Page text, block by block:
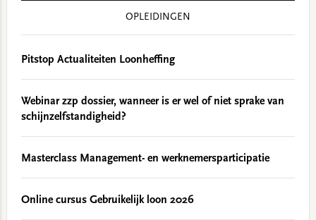
OPLEIDINGEN
Pitstop Actualiteiten Loonheffing
Webinar zzp dossier, wanneer is er wel of niet sprake van
schijnzelfstandigheid?
Masterclass Management- en werknemersparticipatie
Online cursus Gebruikelijk loon 2026